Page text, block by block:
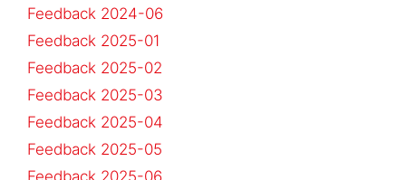
Feedback 2024-06
Feedback 2025-01
Feedback 2025-02
Feedback 2025-03
Feedback 2025-04
Feedback 2025-05